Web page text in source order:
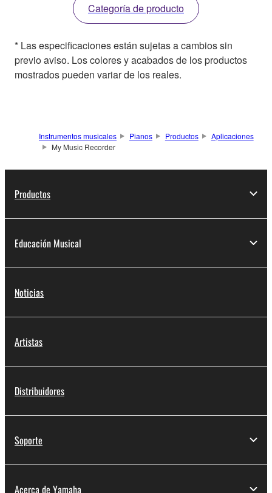
Categoría de producto
* Las especificaciones están sujetas a cambios sin
previo aviso. Los colores y acabados de los productos
mostrados pueden variar de los reales.
Instrumentos musicales Pianos Productos
Aplicaciones
My Music Recorder
Productos
Educación Musical
Noticias
Artistas
Distribuidores
Soporte
Acerca de Yamaha